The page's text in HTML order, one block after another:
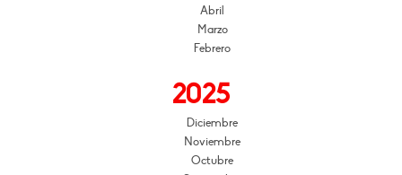
Abril
Marzo
Febrero
2025
Diciembre
Noviembre
Octubre